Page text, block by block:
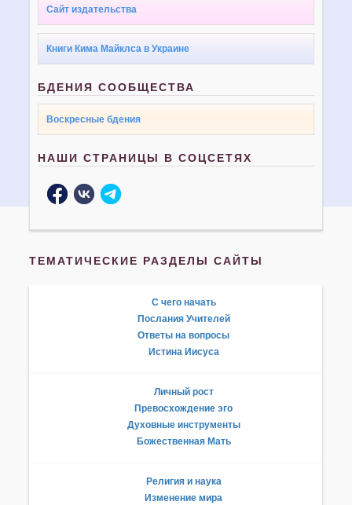
Сайт издательства
Книги Кима Майклса в Украине
БДЕНИЯ СООБЩЕСТВА
Воскресные бдения
НАШИ СТРАНИЦЫ В СОЦСЕТЯХ
ТЕМАТИЧЕСКИЕ РАЗДЕЛЫ САЙТЫ
С чего начать
Послания Учителей
Ответы на вопросы
Истина Иисуса
Личный рост
Превосхождение эго
Духовные инструменты
Божественная Мать
Религия и наука
Изменение мира